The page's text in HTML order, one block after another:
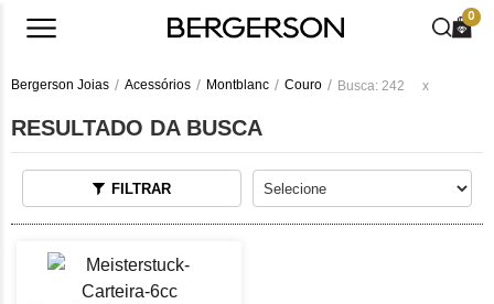
0
Bergerson Joias Acessórios Montblanc Couro Busca: 242 x
RESULTADO DA BUSCA
FILTRAR